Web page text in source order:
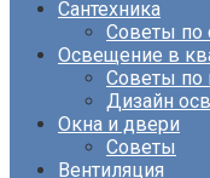
Сантехника
Советы по
Освещение в
Советы по
Дизайн
Окна и двери
Советы
Вентиляция